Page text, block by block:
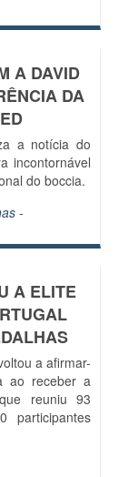
A DAVID
DA
a notícia do
incontornável
do boccia.
-
A ELITE
a afirmar-
ao receber a
reuniu 93